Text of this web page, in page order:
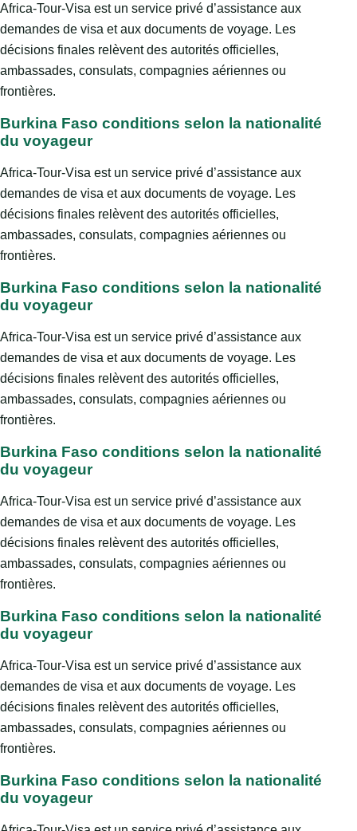
Africa-Tour-Visa est un service privé d’assistance aux
demandes de visa et aux documents de voyage. Les
décisions finales relèvent des autorités officielles,
ambassades, consulats, compagnies aériennes ou
frontières.
Burkina Faso conditions selon la nationalité
du voyageur
Africa-Tour-Visa est un service privé d’assistance aux
demandes de visa et aux documents de voyage. Les
décisions finales relèvent des autorités officielles,
ambassades, consulats, compagnies aériennes ou
frontières.
Burkina Faso conditions selon la nationalité
du voyageur
Africa-Tour-Visa est un service privé d’assistance aux
demandes de visa et aux documents de voyage. Les
décisions finales relèvent des autorités officielles,
ambassades, consulats, compagnies aériennes ou
frontières.
Burkina Faso conditions selon la nationalité
du voyageur
Africa-Tour-Visa est un service privé d’assistance aux
demandes de visa et aux documents de voyage. Les
décisions finales relèvent des autorités officielles,
ambassades, consulats, compagnies aériennes ou
frontières.
Burkina Faso conditions selon la nationalité
du voyageur
Africa-Tour-Visa est un service privé d’assistance aux
demandes de visa et aux documents de voyage. Les
décisions finales relèvent des autorités officielles,
ambassades, consulats, compagnies aériennes ou
frontières.
Burkina Faso conditions selon la nationalité
du voyageur